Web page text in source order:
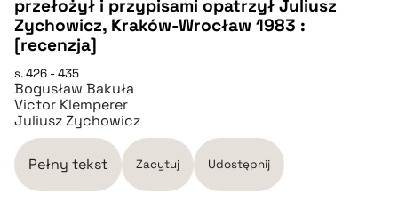
CZYSTY TEKST
pobierz cytat
BIBTEX
pobierz cytat
przełożył i przypisami opatrzył Juliusz
Zychowicz, Kraków-Wrocław 1983 :
[recenzja]
s. 426 - 435
Bogusław Bakuła
Victor Klemperer
Juliusz Zychowicz
Pełny tekst Zacytuj Udostępnij